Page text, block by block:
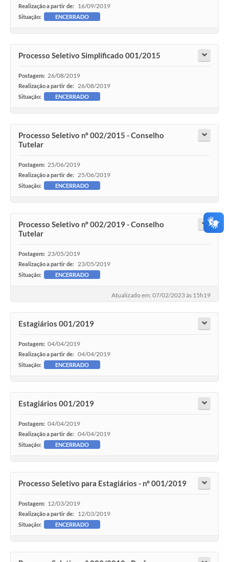
Realização a partir de: 16/09/2019
Situação: ENCERRADO
Processo Seletivo Simplificado 001/2015
Postagem: 26/08/2019
Realização a partir de: 26/08/2019
Situação: ENCERRADO
Processo Seletivo nº 002/2015 - Conselho
Tutelar
Postagem: 25/06/2019
Realização a partir de: 25/06/2019
Situação: ENCERRADO
Processo Seletivo nº 002/2019 - Conselho
Tutelar
Postagem: 23/05/2019
Realização a partir de: 23/05/2019
Situação: ENCERRADO
Atualizado em: 07/02/2023 às 15h19
Estagiários 001/2019
Postagem: 04/04/2019
Realização a partir de: 04/04/2019
Situação: ENCERRADO
Estagiários 001/2019
Postagem: 04/04/2019
Realização a partir de: 04/04/2019
Situação: ENCERRADO
Processo Seletivo para Estagiários - nº 001/2019
Postagem: 12/03/2019
Realização a partir de: 12/03/2019
Situação: ENCERRADO